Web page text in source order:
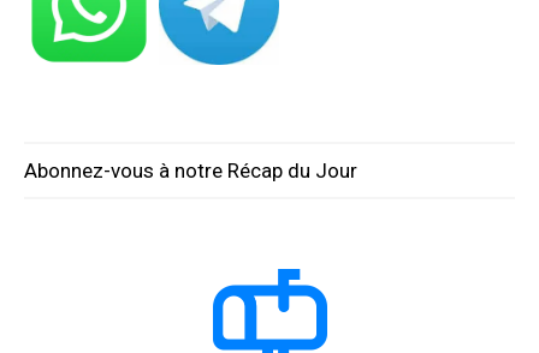
Abonnez-vous à notre Récap du Jour